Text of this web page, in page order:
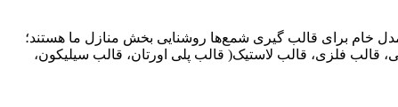
خام برای قالب گیری شمع‌ها روشنایی بخش منازل ما هستند؛
قالب فلزی، قالب لاستیک( قالب پلی اورتان، قالب سیلیکون،